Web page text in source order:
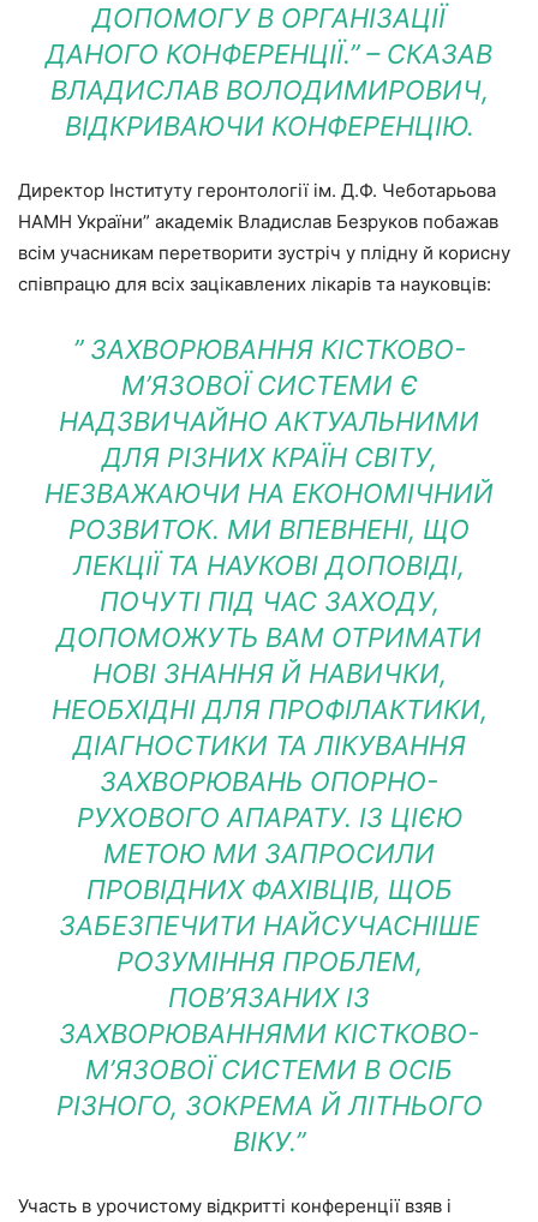
ДОПОМОГУ В ОРГАНІЗАЦІЇ
ДАНОГО КОНФЕРЕНЦІЇ.” – СКАЗАВ
ВЛАДИСЛАВ ВОЛОДИМИРОВИЧ,
ВІДКРИВАЮЧИ КОНФЕРЕНЦІЮ.
Директор Інституту геронтології ім. Д.Ф. Чеботарьова
НАМН України” академік Владислав Безруков побажав
всім учасникам перетворити зустріч у плідну й корисну
співпрацю для всіх зацікавлених лікарів та науковців:
” ЗАХВОРЮВАННЯ КІСТКОВО-
М’ЯЗОВОЇ СИСТЕМИ Є
НАДЗВИЧАЙНО АКТУАЛЬНИМИ
ДЛЯ РІЗНИХ КРАЇН СВІТУ,
НЕЗВАЖАЮЧИ НА ЕКОНОМІЧНИЙ
РОЗВИТОК. МИ ВПЕВНЕНІ, ЩО
ЛЕКЦІЇ ТА НАУКОВІ ДОПОВІДІ,
ПОЧУТІ ПІД ЧАС ЗАХОДУ,
ДОПОМОЖУТЬ ВАМ ОТРИМАТИ
НОВІ ЗНАННЯ Й НАВИЧКИ,
НЕОБХІДНІ ДЛЯ ПРОФІЛАКТИКИ,
ДІАГНОСТИКИ ТА ЛІКУВАННЯ
ЗАХВОРЮВАНЬ ОПОРНО-
РУХОВОГО АПАРАТУ. ІЗ ЦІЄЮ
МЕТОЮ МИ ЗАПРОСИЛИ
ПРОВІДНИХ ФАХІВЦІВ, ЩОБ
ЗАБЕЗПЕЧИТИ НАЙСУЧАСНІШЕ
РОЗУМІННЯ ПРОБЛЕМ,
ПОВ’ЯЗАНИХ ІЗ
ЗАХВОРЮВАННЯМИ КІСТКОВО-
М’ЯЗОВОЇ СИСТЕМИ В ОСІБ
РІЗНОГО, ЗОКРЕМА Й ЛІТНЬОГО
ВІКУ.”
Участь в урочистому відкритті конференції взяв і